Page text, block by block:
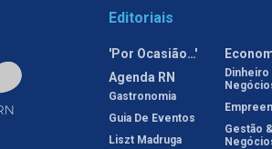
Editoriais
'Por Ocasião…'
Agenda RN
Gastronomia
Guia De Eventos
Liszt Madruga
Dinheiro
Gestão &